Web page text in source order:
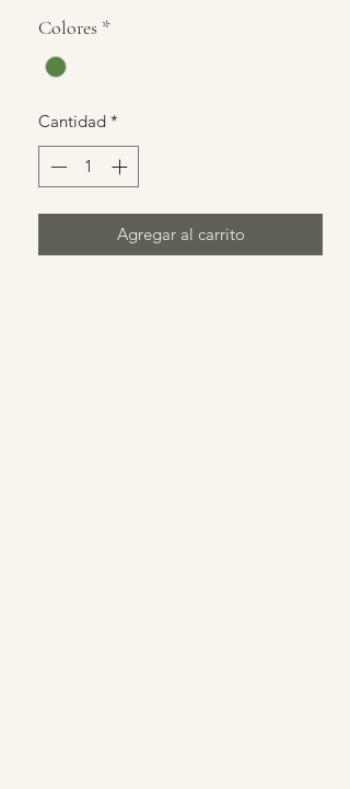
Colores *
Cantidad *
Agregar al carrito